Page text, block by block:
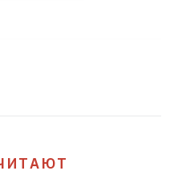
2020‑м. А ЕС